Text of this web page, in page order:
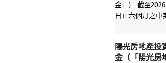
陽光房地產投
金（「陽光房